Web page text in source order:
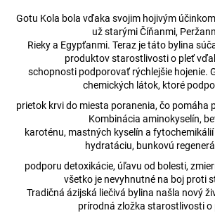
Gotu Kola bola vďaka svojim hojivým
už starými Číňanmi,
Rieky a Egypťanmi. Teraz je táto bylina
produktov starostlivosti o pleť
schopnosti podporovať rýchlejšie hojenie.
chemických látok, ktoré
prietok krvi do miesta poranenia, čo pomáha
Kombinácia aminokyselín,
karoténu, mastných kyselín a
hydratáciu, bunkovú
podporu detoxikácie, úľavu od bolesti,
všetko je nevyhnutné na boj proti
Tradičná ázijská liečivá bylina našla nový
prírodná zložka starostlivosti o
ú
ČOKOLÁDA
32%